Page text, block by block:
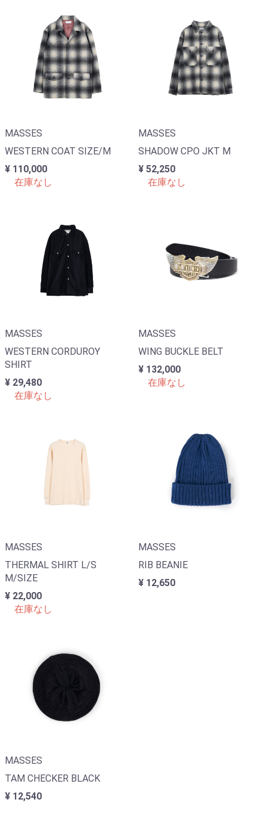
MASSES
WESTERN COAT SIZE/M
¥ 110,000
在庫なし
MASSES
SHADOW CPO JKT M
¥ 52,250
在庫なし
MASSES
WESTERN CORDUROY
SHIRT
¥ 29,480
在庫なし
MASSES
WING BUCKLE BELT
¥ 132,000
在庫なし
MASSES
THERMAL SHIRT L/S
M/SIZE
¥ 22,000
在庫なし
MASSES
RIB BEANIE
¥ 12,650
MASSES
TAM CHECKER BLACK
¥ 12,540